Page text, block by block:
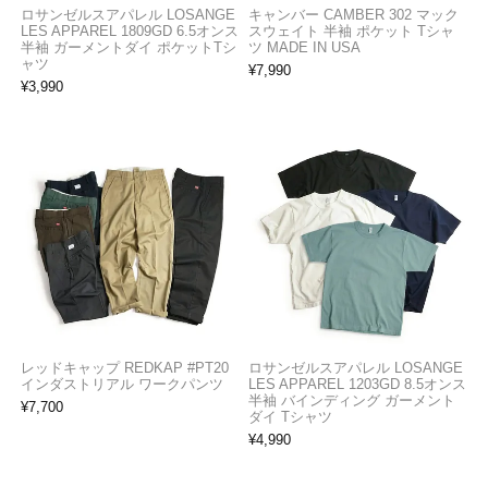
ロサンゼルスアパレル LOSANGE
LES APPAREL 1809GD 6.5オンス
半袖 ガーメントダイ ポケットTシ
ャツ
¥3,990
キャンバー CAMBER 302 マック
スウェイト 半袖 ポケット Tシャ
ツ MADE IN USA
¥7,990
レッドキャップ REDKAP #PT20
インダストリアル ワークパンツ
¥7,700
ロサンゼルスアパレル LOSANGE
LES APPAREL 1203GD 8.5オンス
半袖 バインディング ガーメント
ダイ Tシャツ
¥4,990